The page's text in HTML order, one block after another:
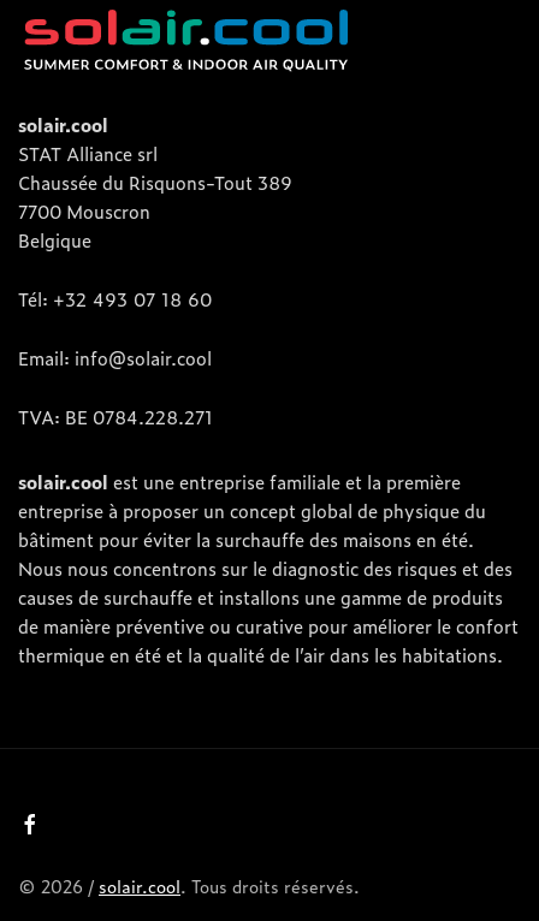
solair.cool
STAT Alliance srl
Chaussée du Risquons-Tout 389
7700 Mouscron
Belgique
Tél: +32 493 07 18 60
Email: info@solair.cool
TVA: BE 0784.228.271
solair.cool est une entreprise familiale et la première
entreprise à proposer un concept global de physique du
bâtiment pour éviter la surchauffe des maisons en été.
Nous nous concentrons sur le diagnostic des risques et des
causes de surchauffe et installons une gamme de produits
de manière préventive ou curative pour améliorer le confort
thermique en été et la qualité de l’air dans les habitations.
© 2026 /solair.cool. Tous droits réservés.